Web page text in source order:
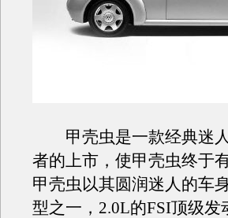
甲壳虫是一款经典迷
者的上市，使甲壳虫终于
甲壳虫以其圆润迷人的车
型之一，2.0L的FSI顶级